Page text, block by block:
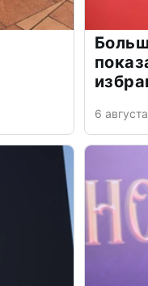
6 августа